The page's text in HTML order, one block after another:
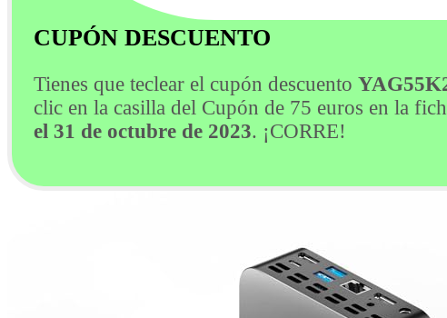
CUPÓN DESCUENTO
Tienes que teclear el cupón descuento
clic en la casilla del Cupón de 75 euros en la
el 31 de octubre de 2023. ¡CORRE!